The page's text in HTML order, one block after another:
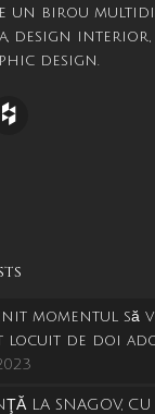
un birou
design interior,
design.
momentul să
locuit de doi
LA SNAGOV,